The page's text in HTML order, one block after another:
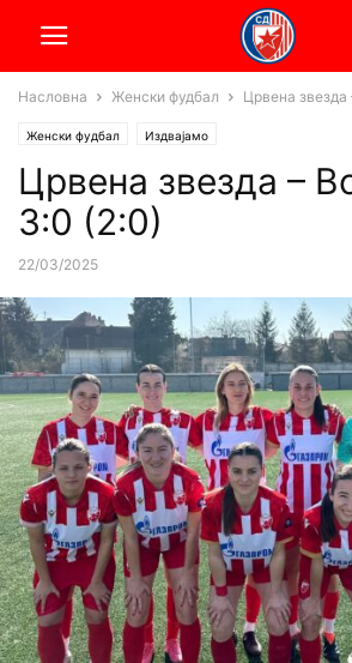
Насловна Женски фудбал Црвена звезда
Женски фудбал Издвајамо
Црвена звезда –
3:0 (2:0)
22/03/2025